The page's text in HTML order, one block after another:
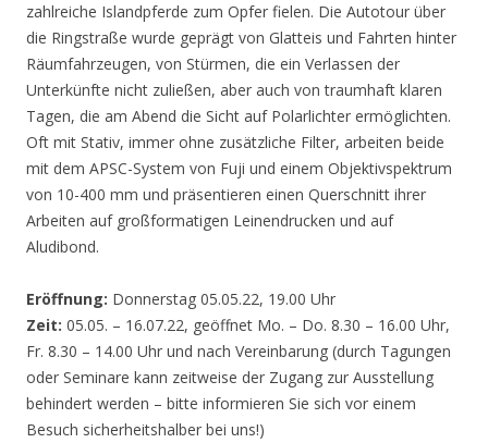
zahlreiche Islandpferde zum Opfer fielen. Die Autotour über
die Ringstraße wurde geprägt von Glatteis und Fahrten hinter
Räumfahrzeugen, von Stürmen, die ein Verlassen der
Unterkünfte nicht zuließen, aber auch von traumhaft klaren
Tagen, die am Abend die Sicht auf Polarlichter ermöglichten.
Oft mit Stativ, immer ohne zusätzliche Filter, arbeiten beide
mit dem APSC-System von Fuji und einem Objektivspektrum
von 10-400 mm und präsentieren einen Querschnitt ihrer
Arbeiten auf großformatigen Leinendrucken und auf
Aludibond.
Eröffnung: Donnerstag 05.05.22, 19.00 Uhr
Zeit: 05.05. – 16.07.22, geöffnet Mo. – Do. 8.30 – 16.00 Uhr,
Fr. 8.30 – 14.00 Uhr und nach Vereinbarung (durch Tagungen
oder Seminare kann zeitweise der Zugang zur Ausstellung
behindert werden – bitte informieren Sie sich vor einem
Besuch sicherheitshalber bei uns!)